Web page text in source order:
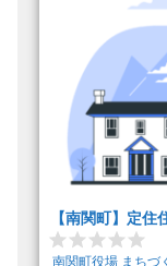
【南関町】定住
南関町役場 まちづ